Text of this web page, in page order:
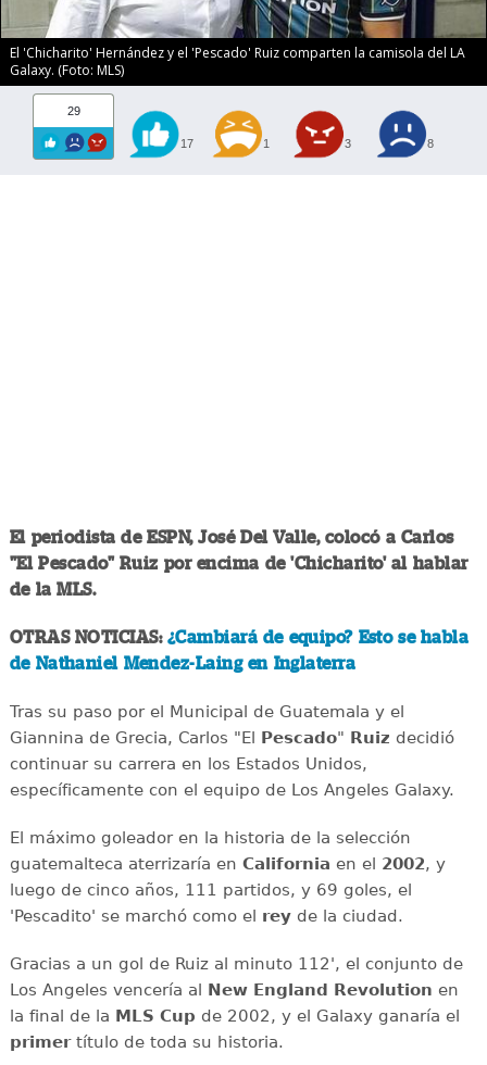
El 'Chicharito' Hernández y el 'Pescado' Ruiz comparten la camisola del LA
Galaxy. (Foto: MLS)
29
17 1 3 8
El periodista de ESPN, José Del Valle, colocó a Carlos
"El Pescado" Ruiz por encima de 'Chicharito' al hablar
de la MLS.
OTRAS NOTICIAS: ¿Cambiará de equipo? Esto se habla
de Nathaniel Mendez-Laing​ en Inglaterra
Tras su paso por el Municipal de Guatemala y el
Giannina de Grecia, Carlos "El Pescado" Ruiz decidió
continuar su carrera en los Estados Unidos,
específicamente con el equipo de Los Angeles Galaxy.
El máximo goleador en la historia de la selección
guatemalteca aterrizaría en California en el 2002, y
luego de cinco años, 111 partidos, y 69 goles, el
'Pescadito' se marchó como el reyde la ciudad.
Gracias a un gol de Ruiz al minuto 112', el conjunto de
Los Angeles vencería al New England Revolution en
la final de la MLS Cup de 2002, y el Galaxy ganaría el
primertítulo de toda su historia.